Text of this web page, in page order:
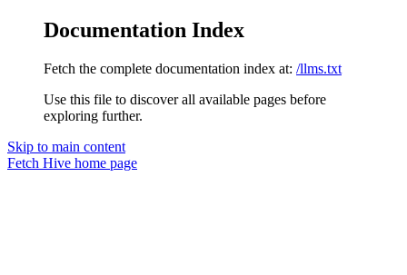
Documentation Index
Fetch the complete documentation index at: /llms.txt
Use this file to discover all available pages before
exploring further.
Skip to main content
Fetch Hive home page